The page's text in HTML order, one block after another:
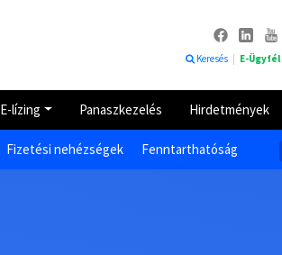
Keresés E-Ügyfél
E-lízing Panaszkezelés Hirdetmények
Fizetési nehézségek Fenntarthatóság